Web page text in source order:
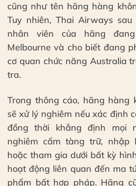
cũng như tên hãng hàng
Tuy nhiên, Thai Airways
nhân viên của hãng
Melbourne và cho biết đang
cơ quan chức năng Australia
tra.
Trong thông cáo, hãng hàng
sẽ xử lý nghiêm nếu xác định
đồng thời khẳng định mọi
nghiêm cấm tàng trữ, nhập
hoặc tham gia dưới bất kỳ
hoạt động liên quan đến ma
phẩm bất hợp pháp. Hãng